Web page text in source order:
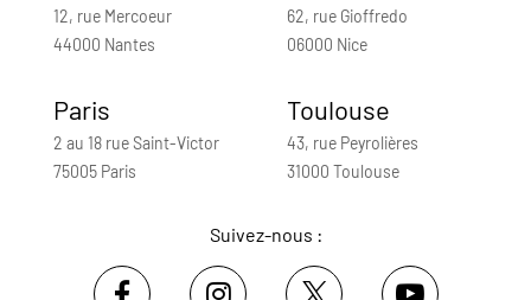
12, rue Mercoeur
44000 Nantes
62, rue Gioffredo
06000 Nice
Paris
2 au 18 rue Saint-Victor
75005 Paris
Toulouse
43, rue Peyrolières
31000 Toulouse
Suivez-nous :